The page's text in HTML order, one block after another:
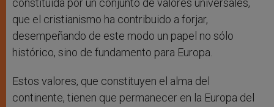
constituida por un conjunto de valores universales,
que el cristianismo ha contribuido a forjar,
desempeñando de este modo un papel no sólo
histórico, sino de fundamento para Europa.
Estos valores, que constituyen el alma del
continente, tienen que permanecer en la Europa del